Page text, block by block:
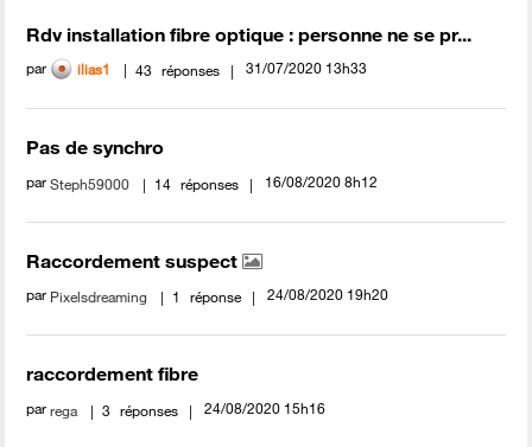
Rdv installation fibre optique : personne ne se pr...
par ilias1 43 réponses ‎31/07/2020 13h33
Pas de synchro
parSteph59000 14 réponses ‎16/08/2020 8h12
Raccordement suspect
par Pixelsdreaming 1 réponse ‎24/08/2020 19h20
raccordement fibre
parrega 3 réponses ‎24/08/2020 15h16